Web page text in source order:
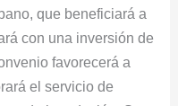
que beneficiará a
con una inversión de
favorecerá a
el servicio de